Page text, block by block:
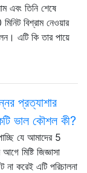
এবং তিনি শেষে
বিশ্রাম নেওয়ার
এটি কি তার পায়ে
প্রত্যাশার
ভাল কৌশল কী?
যে আমাদের 5
মিষ্টি জিজ্ঞাসা
করেই এটি পরিচালনা